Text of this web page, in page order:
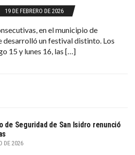
19 DE FEBRERO DE 2026
en el municipio de
desarrolló un festival distinto. Los
15 y lunes 16, las […]
de Seguridad de San Isidro renunció
DE 2026